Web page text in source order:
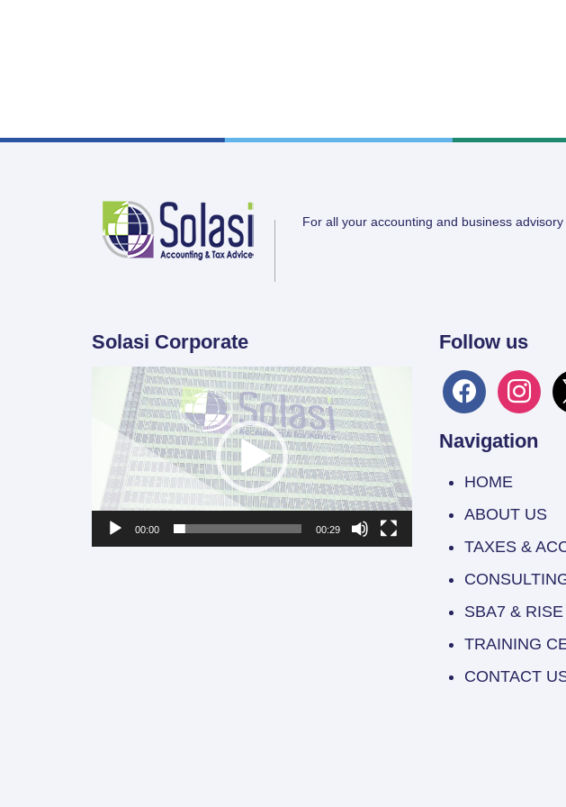
For all your accounting and business
Solasi Corporate
Video
Player
00:00 00:29
Follow us
facebook x
Navigation
HOME
ABOUT US
TAXES &
SBA7 &
TRAINING
CONTACT